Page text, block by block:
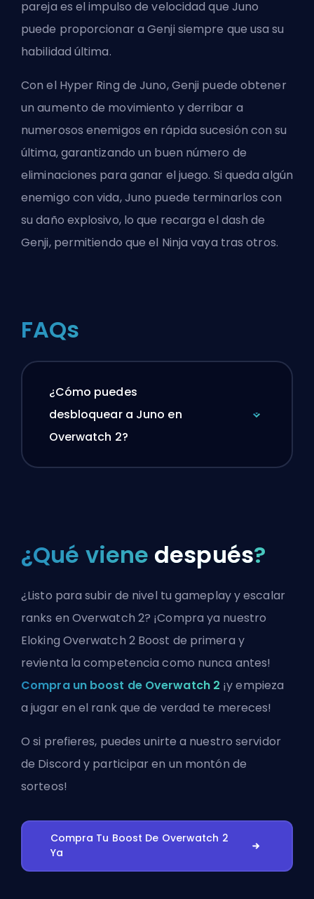
pareja es el impulso de velocidad que Juno
puede proporcionar a Genji siempre que usa su
habilidad última.
Con el Hyper Ring de Juno, Genji puede obtener
un aumento de movimiento y derribar a
numerosos enemigos en rápida sucesión con su
última, garantizando un buen número de
eliminaciones para ganar el juego. Si queda algún
enemigo con vida, Juno puede terminarlos con
su daño explosivo, lo que recarga el dash de
Genji, permitiendo que el Ninja vaya tras otros.
FAQs
¿Cómo puedes
desbloquear a Juno en
Overwatch 2?
¿Qué viene después?
¿Listo para subir de nivel tu gameplay y escalar
ranks en Overwatch 2? ¡Compra ya nuestro
Eloking Overwatch 2 Boost de primera y
revienta la competencia como nunca antes!
Compra un boost de Overwatch 2 ¡y empieza
a jugar en el rank que de verdad te mereces!
O si prefieres, puedesunirte a nuestro servidor
de Discord y participar en un montón de
sorteos!
Compra Tu Boost De Overwatch 2
Ya